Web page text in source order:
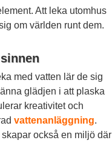
Att leka utomhus
om världen runt dem.
med vatten lär de sig
glädjen i att plaska
kreativitet och
vattenanläggning.
också en miljö där